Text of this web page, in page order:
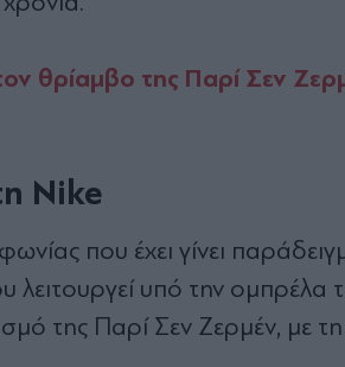
θρίαμβο της Παρί Σεν
Nike
που έχει γίνει
λειτουργεί υπό την ομπρέλα
της Παρί Σεν Ζερμέν, με τη